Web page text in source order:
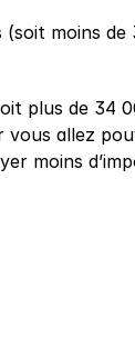
moins de
plus de 34
allez
moins